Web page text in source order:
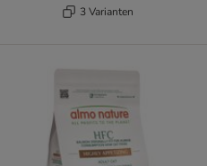
3 Varianten